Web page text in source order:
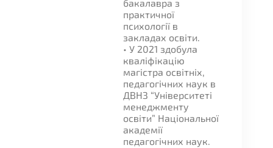
бакалавра з
практичної
психології в
закладах освіти.
• У 2021 здобула
кваліфікацію
магістра освітніх,
педагогічних наук в
ДВНЗ “Університеті
менеджменту
освіти” Національної
академії
педагогічних наук.